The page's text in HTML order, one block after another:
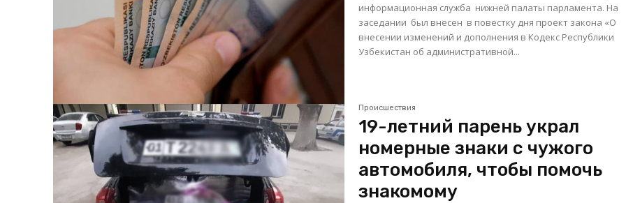
информационная служба нижней палаты парламента. На
заседании был внесен в повестку дня проект закона «О
внесении изменений и дополнения в Кодекс Республики
Узбекистан об административной...
Происшествия
19-летний парень украл
номерные знаки с чужого
автомобиля, чтобы помочь
знакомому